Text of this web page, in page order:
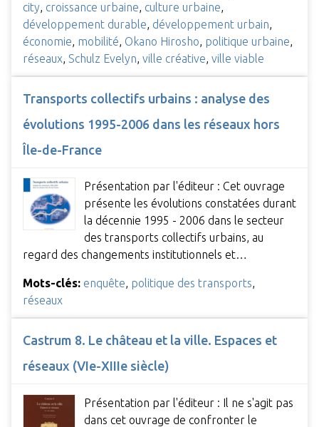
city, croissance urbaine, culture urbaine,
développement durable, développement urbain,
économie, mobilité, Okano Hirosho, politique urbaine,
réseaux, Schulz Evelyn, ville créative, ville viable
Transports collectifs urbains : analyse des
évolutions 1995-2006 dans les réseaux hors
Île-de-France
Présentation par l'éditeur : Cet ouvrage
présente les évolutions constatées durant
la décennie 1995 - 2006 dans le secteur
des transports collectifs urbains, au
regard des changements institutionnels et…
Mots-clés: enquête, politique des transports,
réseaux
Castrum 8. Le château et la ville. Espaces et
réseaux (VIe-XIIIe siècle)
Présentation par l'éditeur : Il ne s'agit pas
dans cet ouvrage de confronter le